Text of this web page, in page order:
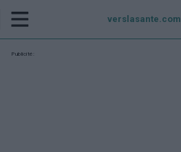
verslasante.com
Publicité: